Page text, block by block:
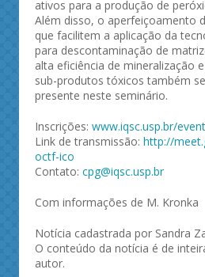
ativos para a produção de
Além disso, o aperfeiçoamento
que facilitem a aplicação da
para descontaminação de
alta eficiência de mineralização
sub-produtos tóxicos também
presente neste seminário.
Inscrições: www.iqsc.usp.br/
Link de transmissão: http://
octf-ico
Contato: cpg@iqsc.usp.br
Com informações de M. Kronka
Notícia cadastrada por Sandra
O conteúdo da notícia é de
autor.